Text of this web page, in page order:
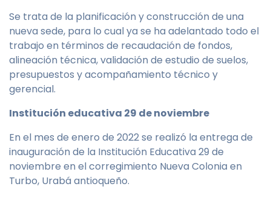
Se trata de la planificación y construcción de una
nueva sede, para lo cual ya se ha adelantado todo el
trabajo en términos de recaudación de fondos,
alineación técnica, validación de estudio de suelos,
presupuestos y acompañamiento técnico y
gerencial.
Institución educativa 29 de noviembre
En el mes de enero de 2022 se realizó la entrega de
inauguración de la Institución Educativa 29 de
noviembre en el corregimiento Nueva Colonia en
Turbo, Urabá antioqueño.